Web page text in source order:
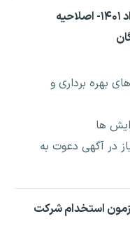
خبر ۱۷ خرداد ۱۴۰۱- خبر ۱۷ خرداد ۱۴۰۱- اصلاحیه
بهره برداری و
ها
در آگهی دعوت به
مواد آزمون استخدام شرکت